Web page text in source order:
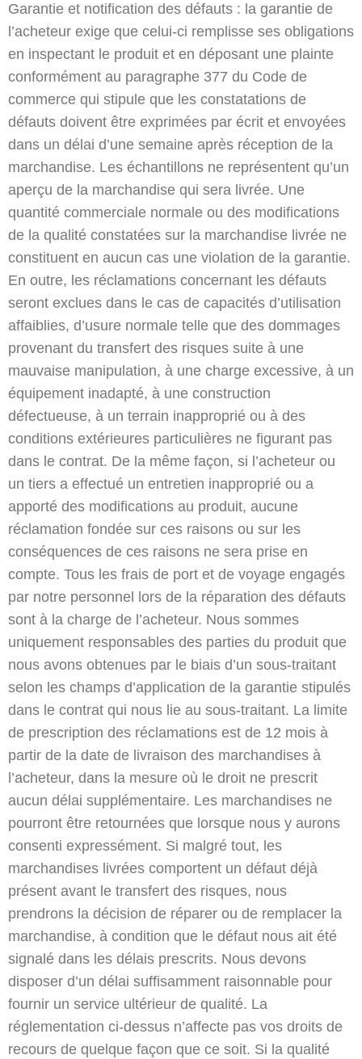
Garantie et notification des défauts : la garantie de
l’acheteur exige que celui-ci remplisse ses obligations
en inspectant le produit et en déposant une plainte
conformément au paragraphe 377 du Code de
commerce qui stipule que les constatations de
défauts doivent être exprimées par écrit et envoyées
dans un délai d’une semaine après réception de la
marchandise. Les échantillons ne représentent qu’un
aperçu de la marchandise qui sera livrée. Une
quantité commerciale normale ou des modifications
de la qualité constatées sur la marchandise livrée ne
constituent en aucun cas une violation de la garantie.
En outre, les réclamations concernant les défauts
seront exclues dans le cas de capacités d’utilisation
affaiblies, d’usure normale telle que des dommages
provenant du transfert des risques suite à une
mauvaise manipulation, à une charge excessive, à un
équipement inadapté, à une construction
défectueuse, à un terrain inapproprié ou à des
conditions extérieures particulières ne figurant pas
dans le contrat. De la même façon, si l’acheteur ou
un tiers a effectué un entretien inapproprié ou a
apporté des modifications au produit, aucune
réclamation fondée sur ces raisons ou sur les
conséquences de ces raisons ne sera prise en
compte. Tous les frais de port et de voyage engagés
par notre personnel lors de la réparation des défauts
sont à la charge de l’acheteur. Nous sommes
uniquement responsables des parties du produit que
nous avons obtenues par le biais d’un sous-traitant
selon les champs d’application de la garantie stipulés
dans le contrat qui nous lie au sous-traitant. La limite
de prescription des réclamations est de 12 mois à
partir de la date de livraison des marchandises à
l’acheteur, dans la mesure où le droit ne prescrit
aucun délai supplémentaire. Les marchandises ne
pourront être retournées que lorsque nous y aurons
consenti expressément. Si malgré tout, les
marchandises livrées comportent un défaut déjà
présent avant le transfert des risques, nous
prendrons la décision de réparer ou de remplacer la
marchandise, à condition que le défaut nous ait été
signalé dans les délais prescrits. Nous devons
disposer d’un délai suffisamment raisonnable pour
fournir un service ultérieur de qualité. La
réglementation ci-dessus n’affecte pas vos droits de
recours de quelque façon que ce soit. Si la qualité